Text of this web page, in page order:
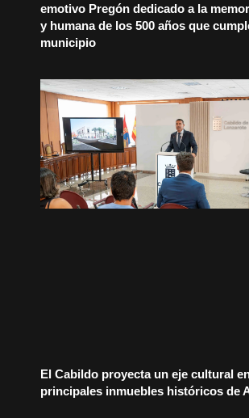
emotivo Pregón dedicado a la
y humana de los 500 años que
municipio
El Cabildo proyecta un eje cultural
principales inmuebles históricos de